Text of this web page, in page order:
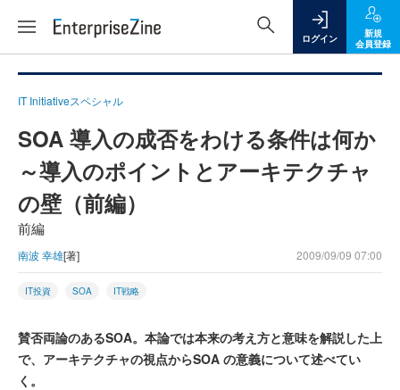
ログイン
新規
会員登録
IT Initiativeスペシャル
SOA 導入の成否をわける条件は何か
～導入のポイントとアーキテクチャ
の壁（前編）
前編
南波 幸雄[著] 2009/09/09 07:00
IT投資 SOA IT戦略
賛否両論のあるSOA。本論では本来の考え方と意味を解説した上
で、アーキテクチャの視点からSOA の意義について述べてい
く。